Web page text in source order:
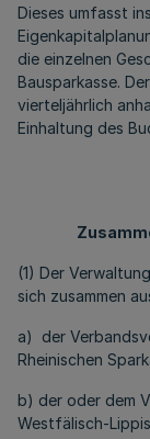
Dieses umfasst
die einzelnen
Bausparkasse.
vierteljährlich
Einhaltung des
(1) Der
sich zusammen
a) der
Rheinischen
b) der oder dem
Westfälisch-